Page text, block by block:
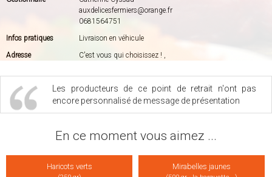
auxdelicesfermiers@orange.fr
0681564751
Infos pratiques
Livraison en véhicule
Adresse
C'est vous qui choisissez ! ,
Les producteurs de ce point de retrait n'ont pas
encore personnalisé de message de présentation
En ce moment vous aimez ...
Haricots verts Mirabelles jaunes